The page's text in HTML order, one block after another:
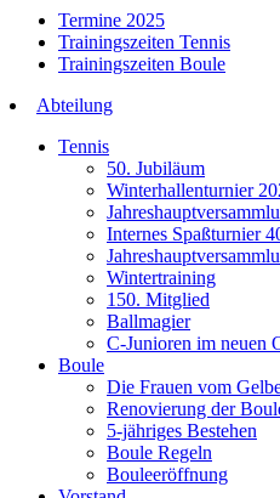
Termine 2025
Trainingszeiten Tennis
Trainingszeiten Boule
Abteilung
Tennis
50. Jubiläum
Winterhallenturnier
Internes Spaßturnier
Wintertraining
150. Mitglied
Ballmagier
C-Junioren im neuen
Boule
Die Frauen vom
Renovierung der
5-jähriges Bestehen
Boule Regeln
Bouleeröffnung